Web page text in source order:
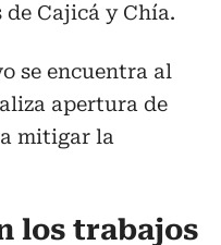
de Cajicá y Chía.
se encuentra al
apertura de
mitigar la
los trabajos